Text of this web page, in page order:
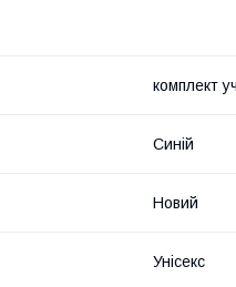
комплект
Синій
Новий
Унісекс